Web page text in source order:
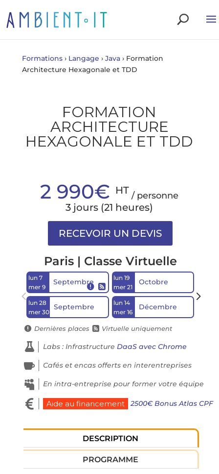
Formations › Langage › Java › Formation
Architecture Hexagonale et TDD
FORMATION
ARCHITECTURE
HEXAGONALE ET TDD
2 990€ HT / personne
3 jours (21 heures)
Paris | Classe Virtuelle
lun 7
mer 9
Septembre
 
lun 28
mer 30
Septembre
lun 19
mer 21
Octobre
lun 14
mer 16
Décembre
 Dernières places  Virtuelle uniquement
 Labs : Infrastructure DaaS avec Chrome
 Cafés et encas offerts en interentreprises
 En intra-entreprise pour former votre équipe
 Aide au financement 2500€ Bonus Atlas CPF
DESCRIPTION
PROGRAMME